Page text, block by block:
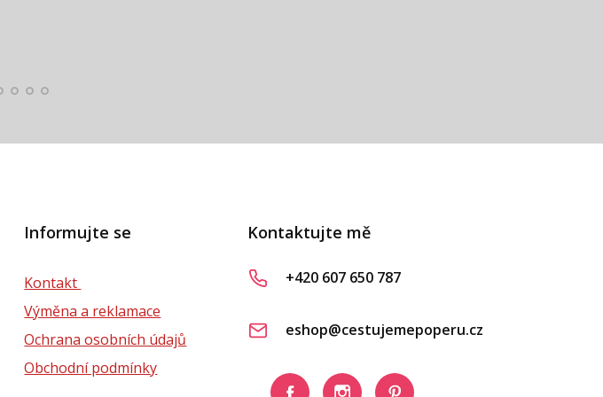
Informujte se
Kontakt
Výměna a reklamace
Ochrana osobních údajů
Obchodní podmínky
Kontaktujte mě
+420 607 650 787
eshop@cestujemepoperu.cz